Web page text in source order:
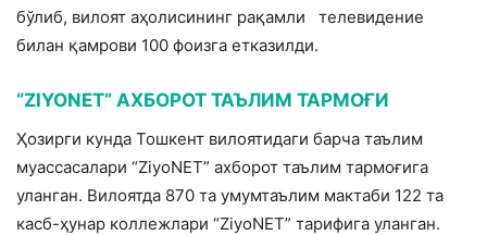
бўлиб, вилоят аҳолисининг рақамли телевидение
билан қамрови 100 фоизга етказилди.
“ZIYONET” АХБОРОТ ТАЪЛИМ ТАРМОҒИ
Ҳозирги кунда Тошкент вилоятидаги барча таълим
муассасалари “ZiyoNET” ахборот таълим тармоғига
уланган. Вилоятда 870 та умумтаълим мактаби 122 та
касб-ҳунар коллежлари “ZiyoNET” тарифига уланган.